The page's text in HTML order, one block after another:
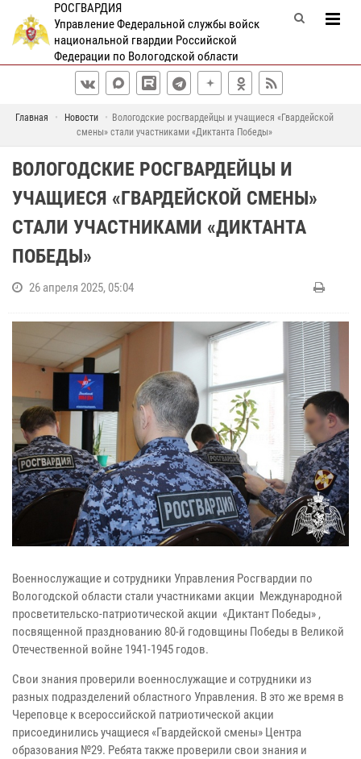
РОСГВАРДИЯ
Управление Федеральной службы войск
национальной гвардии Российской
Федерации по Вологодской области
Главная Новости
Вологодские росгвардейцы и учащиеся «Гвардейской
смены» стали участниками «Диктанта Победы»
ВОЛОГОДСКИЕ РОСГВАРДЕЙЦЫ И
УЧАЩИЕСЯ «ГВАРДЕЙСКОЙ СМЕНЫ»
СТАЛИ УЧАСТНИКАМИ «ДИКТАНТА
ПОБЕДЫ»
26 апреля 2025, 05:04
Военнослужащие и сотрудники Управления Росгвардии по
Вологодской области стали участниками акции Международной
просветительско-патриотической акции «Диктант Победы» ,
посвященной празднованию 80-й годовщины Победы в Великой
Отечественной войне 1941-1945 годов.
Свои знания проверили военнослужащие и сотрудники из
разных подразделений областного Управления. В это же время в
Череповце к всероссийской патриотической акции
присоединились учащиеся «Гвардейской смены» Центра
образования №29. Ребята также проверили свои знания и